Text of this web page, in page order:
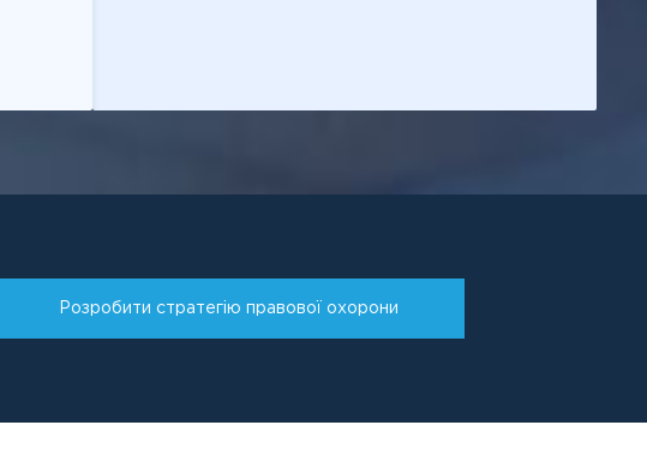
Розробити стратегію правової охорони